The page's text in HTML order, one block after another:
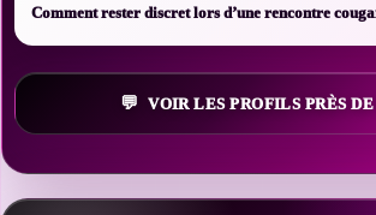
Comment rester discret lors d’une rencontre
VOIR LES PROFILS PRÈS